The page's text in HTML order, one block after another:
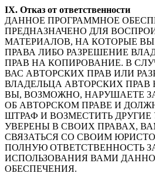
IX. Отказ от ответственности
ДАННОЕ ПРОГРАММНОЕ
ПРЕДНАЗНАЧЕНО ДЛЯ
МАТЕРИАЛОВ, НА КОТОРЫЕ
ПРАВА ЛИБО РАЗРЕШЕНИЕ
ПРАВ НА КОПИРОВАНИЕ. В
ВАС АВТОРСКИХ ПРАВ ИЛИ
ВЛАДЕЛЬЦА АВТОРСКИХ
ВЫ, ВОЗМОЖНО, НАРУШАЕТЕ
ОБ АВТОРСКОМ ПРАВЕ И
ШТРАФ И ВОЗМЕСТИТЬ
УВЕРЕНЫ В СВОИХ ПРАВАХ,
СВЯЗАТЬСЯ СО СВОИМ
ПОЛНУЮ ОТВЕТСТВЕННОСТЬ
ИСПОЛЬЗОВАНИЯ ВАМИ
ОБЕСПЕЧЕНИЯ.